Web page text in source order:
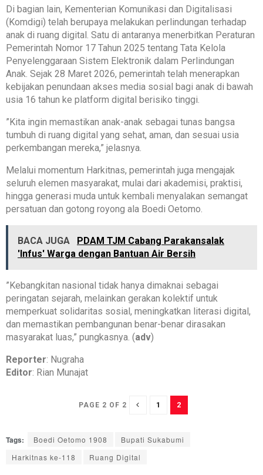
‎Di bagian lain, Kementerian Komunikasi dan Digitalisasi
(Komdigi) telah berupaya melakukan perlindungan terhadap
anak di ruang digital. Satu di antaranya menerbitkan Peraturan
Pemerintah Nomor 17 Tahun 2025 tentang Tata Kelola
Penyelenggaraan Sistem Elektronik dalam Perlindungan
Anak. Sejak 28 Maret 2026, pemerintah telah menerapkan
kebijakan penundaan akses media sosial bagi anak di bawah
usia 16 tahun ke platform digital berisiko tinggi.
‎”Kita ingin memastikan anak-anak sebagai tunas bangsa
tumbuh di ruang digital yang sehat, aman, dan sesuai usia
perkembangan mereka,” jelasnya.
‎Melalui momentum Harkitnas, pemerintah juga mengajak
seluruh elemen masyarakat, mulai dari akademisi, praktisi,
hingga generasi muda untuk kembali menyalakan semangat
persatuan dan gotong royong ala Boedi Oetomo.
BACA JUGA
PDAM TJM Cabang Parakansalak
'Infus' Warga dengan Bantuan Air Bersih
‎”Kebangkitan nasional tidak hanya dimaknai sebagai
peringatan sejarah, melainkan gerakan kolektif untuk
memperkuat solidaritas sosial, meningkatkan literasi digital,
dan memastikan pembangunan benar-benar dirasakan
masyarakat luas,” pungkasnya. (adv)
‎Reporter: Nugraha
Editor: Rian Munajat
PAGE 2 OF 2 1 2
Tags: Boedi Oetomo 1908
Bupati Sukabumi
Harkitnas ke-118
Ruang Digital